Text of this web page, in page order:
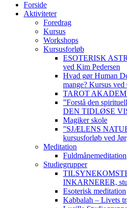
Forside
Aktiviteter
Foredrag
Kursus
Workshops
Kursusforløb
ESOTERISK
ved Kim Pedersen
Hvad gør Human
mange? Kursus
TAROT
”Forstå den
DEN TIDLØSE
Magiker skole
”SJÆLENS
kursusforløb ved
Meditation
Fuldmånemeditation
Studiegrupper
INKARNERER,
Esoterisk meditation
Kabbalah – Livets